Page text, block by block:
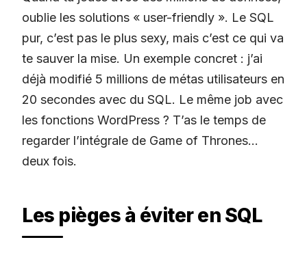
oublie les solutions « user-friendly ». Le SQL
pur, c’est pas le plus sexy, mais c’est ce qui va
te sauver la mise. Un exemple concret : j’ai
déjà modifié 5 millions de métas utilisateurs en
20 secondes avec du SQL. Le même job avec
les fonctions WordPress ? T’as le temps de
regarder l’intégrale de Game of Thrones…
deux fois.
Les pièges à éviter en SQL